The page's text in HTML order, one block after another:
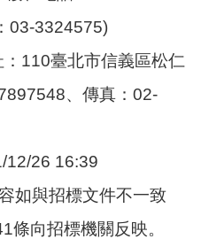
03-3324575)
110臺北市信義區松仁
、傳真：02-
12/26 16:39
如與招標文件不一致
條向招標機關反映。